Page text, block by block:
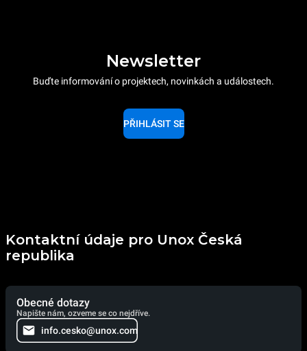
Newsletter
Buďte informování o projektech, novinkách a událostech.
PŘIHLÁSIT SE
Kontaktní údaje pro Unox Česká
republika
Obecné dotazy
Napište nám, ozveme se co nejdříve.
info.cesko@unox.com